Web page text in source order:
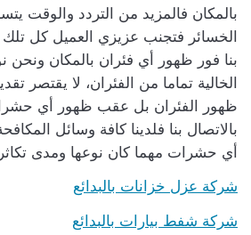
بالمكان فالمزيد من التردد والوقت
الخسائر فتجنب عزيزي العميل كل تلك
بنا فور ظهور أي فئران بالمكان ونحن
الخالية تماما من الفئران، لا يقتصر
ظهور الفئران بل عقب ظهور أي
بالاتصال بنا فلدينا كافة وسائل
أي حشرات مهما كان نوعها ومدى
شركة عزل خزانات بالبدائع
شركة شفط بيارات بالبدائع